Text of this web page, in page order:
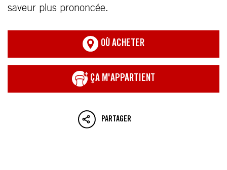
saveur plus prononcée.
OÙ ACHETER
ÇA M'APPARTIENT
PARTAGER